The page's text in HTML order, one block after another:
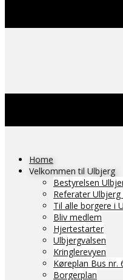
Home
Velkommen til Ulbjerg
Bestyrelsen
Referater Ulbjerg
Til alle borgere i
Bliv medlem
Hjertestarter
Ulbjergvalsen
Kringlerevyen
Køreplan Bus nr.
Borgerplan